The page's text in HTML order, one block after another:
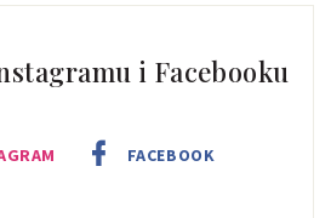
i Facebooku
FACEBOOK